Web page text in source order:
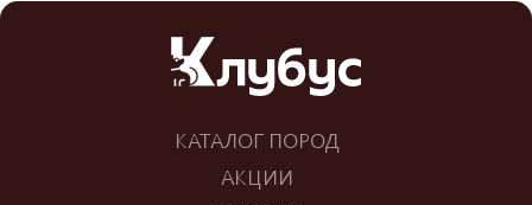
КАТАЛОГ ПОРОД
АКЦИИ